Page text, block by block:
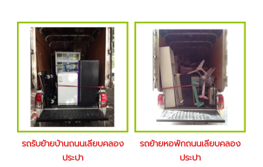
รถรับย้ายบ้านถนนเลียบคลอง
ประปา
รถย้ายหอพักถนนเลียบคลอง
ประปา